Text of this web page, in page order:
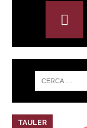
TAULER